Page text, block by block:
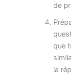
de
que
la